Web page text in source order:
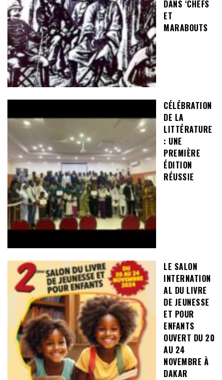
DANS ‘CHEFS
ET
MARABOUTS
CÉLÉBRATION
DE LA
LITTÉRATURE
: UNE
PREMIÈRE
ÉDITION
RÉUSSIE
LE SALON
INTERNATION
AL DU LIVRE
DE JEUNESSE
ET POUR
ENFANTS
OUVERT DU 20
AU 24
NOVEMBRE À
DAKAR